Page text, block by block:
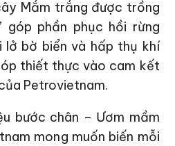
Mắm trắng được trồng
góp phần phục hồi rừng
lở bờ biển và hấp thụ khí
thiết thực vào cam kết
Petrovietnam.
bước chân – Ươm mầm
mong muốn biến mỗi